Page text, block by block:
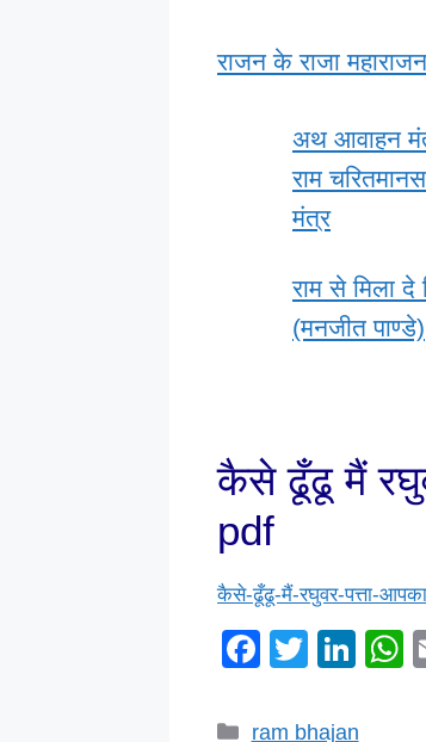
राजन के राजा
अथ आवाहन
राम
मंत्र
राम से मिला दे
(मनजीत पाण्डे)
कैसे ढूँढू मैं
pdf
कैसे-ढूँढू-मैं-रघुवर-पत्ता-
F
c
T
tt
Li
k
Categories
ram bhajan